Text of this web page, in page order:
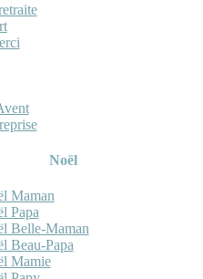
Noël
Maman
Papa
Belle-Maman
Beau-Papa
Mamie